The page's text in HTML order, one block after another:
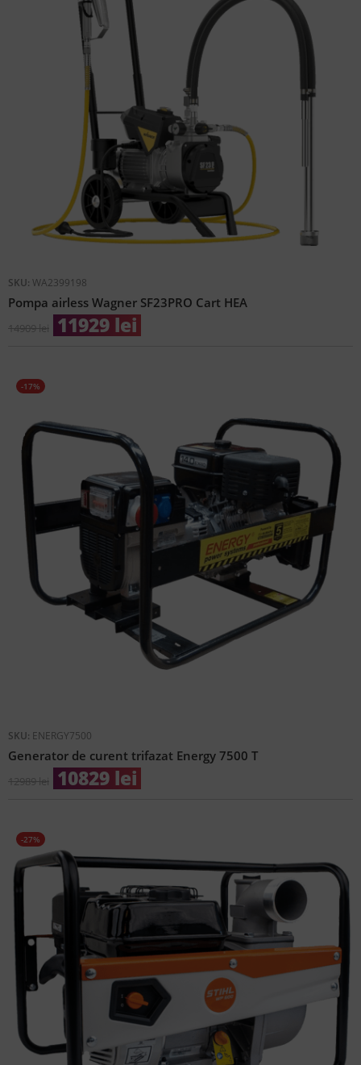
SKU: WA2399198
Pompa airless Wagner SF23PRO Cart HEA
14909lei 11929 lei
-17%
SKU: ENERGY7500
Generator de curent trifazat Energy 7500 T
12989lei 10829 lei
-27%